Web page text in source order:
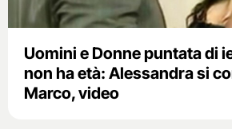
Uomini e Donne puntata di
non ha età: Alessandra si
Marco, video